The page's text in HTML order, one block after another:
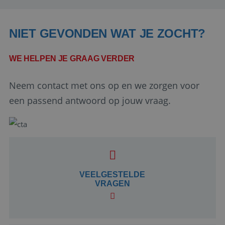
NIET GEVONDEN WAT JE ZOCHT?
WE HELPEN JE GRAAG VERDER
Neem contact met ons op en we zorgen voor
een passend antwoord op jouw vraag.
VEELGESTELDE
VRAGEN
Corporation
Google Privacy Policy